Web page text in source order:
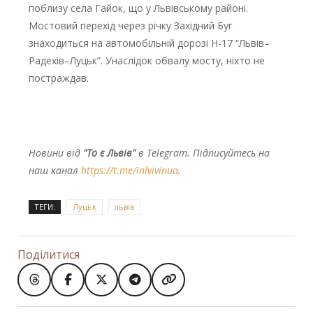
поблизу села Гайок, що у Львівському районі.
Мостовий перехід через річку Західний Буг
знаходиться на автомобільній дорозі Н-17 “Львів–
Радехів–Луцьк”. Унаслідок обвалу мосту, ніхто не
постраждав.
Новини від "То є Львів"в Telegram. Підписуйтесь на
наш канал https://t.me/inlvivinua.
ТЕГИ: Луцьк львів
Поділитися